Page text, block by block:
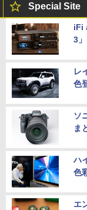
Special Site
iFi
3
レ
色
ソ
ま
ハ
色
エ